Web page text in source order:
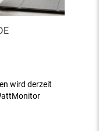
wird derzeit